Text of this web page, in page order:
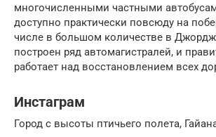
многочисленными частными
доступно практически повсюду на
числе в большом количестве в
построен ряд автомагистралей, и
работает над восстановлением всех
Инстаграм
Город с высоты птичьего полета,